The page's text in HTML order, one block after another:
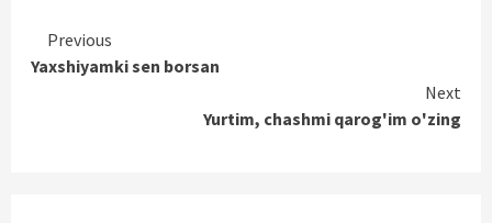
Continue
Reading
Previous
Yaxshiyamki sen borsan
Next
Yurtim, chashmi qarog'im o'zing